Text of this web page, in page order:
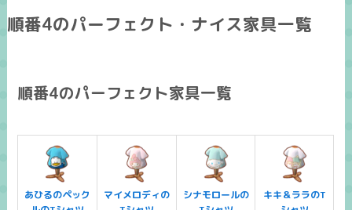
順番4のパーフェクト・ナイス家具一覧
順番4のパーフェクト家具一覧
あひるのペック
マイメロディの
シナモロールの
キキ＆ララのT